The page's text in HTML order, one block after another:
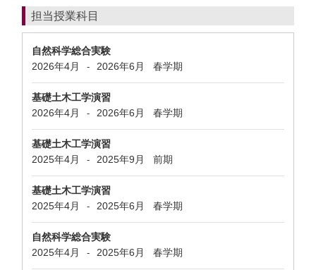
担当授業科目
自然科学総合実験
2026年4月
- 2026年6月 春学期
基礎土木工学演習
2026年4月
- 2026年6月 春学期
基礎土木工学演習
2025年4月
- 2025年9月 前期
基礎土木工学演習
2025年4月
- 2025年6月 春学期
自然科学総合実験
2025年4月
- 2025年6月 春学期